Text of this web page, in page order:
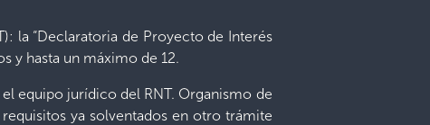
la “Declaratoria de Proyecto de Interés
y hasta un máximo de 12.
equipo jurídico del RNT. Organismo de
ya solventados en otro trámite